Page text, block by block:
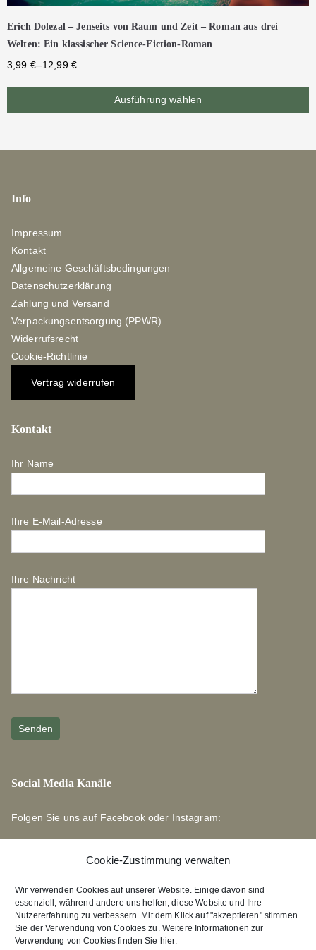
Cookie-Zustimmung verwalten
Wir verwenden Cookies auf unserer Website. Einige davon sind
essenziell, während andere uns helfen, diese Website und Ihre
Nutzererfahrung zu verbessern. Mit dem Klick auf "akzeptieren" stimmen
Sie der Verwendung von Cookies zu. Weitere Informationen zur
Verwendung von Cookies finden Sie hier:
Erich Dolezal – Jenseits von Raum und Zeit – Roman aus drei
Welten: Ein klassischer Science-Fiction-Roman
3,99 €–12,99 €
Ausführung wählen
Info
Impressum
Kontakt
Allgemeine Geschäftsbedingungen
Datenschutzerklärung
Zahlung und Versand
Verpackungsentsorgung (PPWR)
Widerrufsrecht
Cookie-Richtlinie
Vertrag widerrufen
Kontakt
Ihr Name
Ihre E-Mail-Adresse
Ihre Nachricht
Social Media Kanäle
Folgen Sie uns auf Facebook oder Instagram:
Links zu unseren Partnerverlagen
Edition Bärenklau